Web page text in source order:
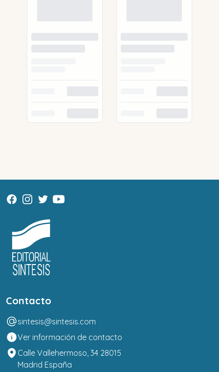
Contacto
sintesis@sintesis.com
Ver información de contacto
Calle Vallehermoso, 34 28015
Madrid España